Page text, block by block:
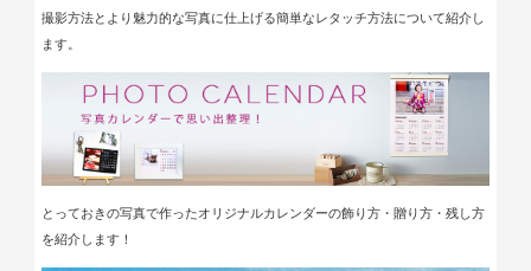
撮影方法とより魅力的な写真に仕上げる簡単なレタッチ方法について紹介し
ます。
とっておきの写真で作ったオリジナルカレンダーの飾り方・贈り方・残し方
を紹介します！